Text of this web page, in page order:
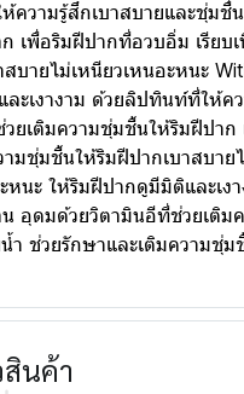
วามรู้สึกเบาสบายและชุ่มชื่
พื่อริมฝีปากที่อวบอิ่ม เรียบ
บายไม่เหนียวเหนอะหนะ
เงางาม ด้วยลิปทินท์ที่ให้
เติมความชุ่มชื้นให้ริมฝีปา
ชุ่มชื้นให้ริมฝีปากเบาสบา
ะ ให้ริมฝีปากดูมีมิติและเง
อุดมด้วยวิตามินอีที่ช่วยเติ
ช่วยรักษาและเติมความชุ่ม
นค้า